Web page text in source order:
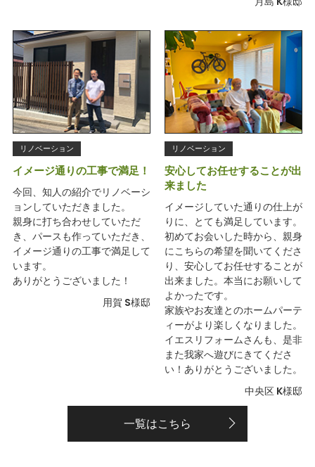
リノベーション
イメージ通りの工事で満足！
今回、知人の紹介でリノベーシ
ョンしていただきました。
親身に打ち合わせしていただ
き、パースも作っていただき、
イメージ通りの工事で満足して
います。
ありがとうございました！
用賀 S様邸
リノベーション
安心してお任せすることが出
来ました
イメージしていた通りの仕上が
りに、とても満足しています。
初めてお会いした時から、親身
にこちらの希望を聞いてくださ
り、安心してお任せすることが
出来ました。本当にお願いして
よかったです。
家族やお友達とのホームパーテ
ィーがより楽しくなりました。
イエスリフォームさんも、是非
また我家へ遊びにきてくださ
い！ありがとうございました。
中央区 K様邸
一覧はこちら